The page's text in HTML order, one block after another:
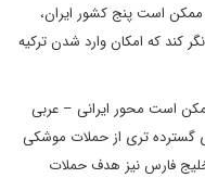
است پنج کشور ایران،
کند که امکان وارد شدن ترکیه
است محور ایرانی – عربی
گسترده تری از حملات موشکی
فارس نیز هدف حملات